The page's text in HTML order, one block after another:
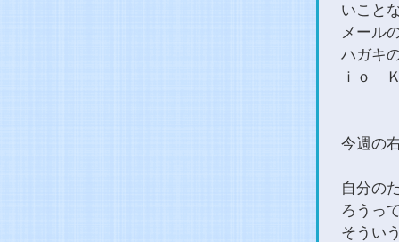
いこと
メール
ハガキ
ｉｏ
今週の
自分の
ろうっ
そうい